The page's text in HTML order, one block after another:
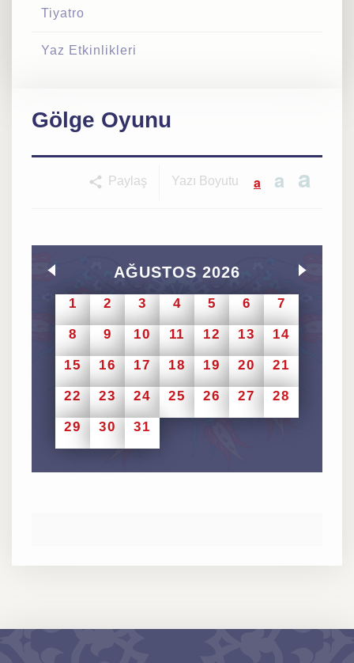
Tiyatro
Yaz Etkinlikleri
Gölge Oyunu
Yazı Boyutu a a a
Paylaş
AĞUSTOS 2026
1 2 3 4 5 6 7
8 9 10 11 12 13 14
15 16 17 18 19 20 21
22 23 24 25 26 27 28
29 30 31